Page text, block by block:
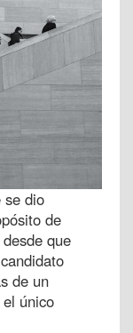
se dio
de
que
de un
único